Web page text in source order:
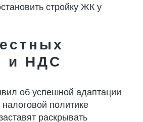
стройку ЖК у
и НДС
об успешной адаптации
политике
раскрывать